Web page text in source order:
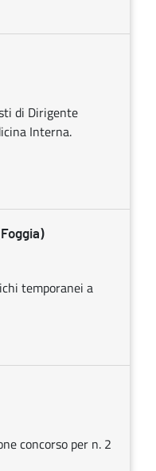
di Dirigente
Interna.
temporanei a
concorso per n. 2